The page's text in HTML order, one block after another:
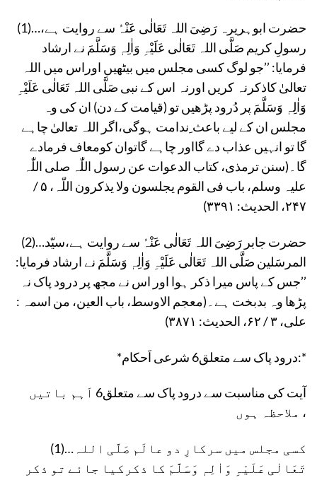
(1)…حضرت ابوہریرہ رَضِیَ اللہ تَعَالٰی عَنْہُ سے روایت ہے،
رسولِ کریم صَلَّی اللہ تَعَالٰی عَلَیْہِ وَاٰلِہٖ وَسَلَّمَ نے ارشاد
فرمایا: ’’جو لوگ کسی مجلس میں بیٹھیں اوراس میں اللہ
تعالیٰ کاذکرنہ کریں اورنہ اس کے نبی صَلَّی اللہ تَعَالٰی عَلَیْہِ
وَاٰلِہٖ وَسَلَّمَ پر دُرود پڑھیں تو (قیامت کے دن) ان کی وہ
مجلس ان کے لیے باعث ِندامت ہوگی،اگر اللہ تعالیٰ چاہے
گا تو انہیں عذاب دے گااور چاہے گاتوان کومعاف فرمادے
گا۔(سنن ترمذی، کتاب الدعوات عن رسول اللّٰہ صلی اللّٰہ
علیہ وسلم، باب فی القوم یجلسون ولا یذکرون اللّٰہ، ۵ /
۲۴۷، الحدیث: ۳۳۹۱)
(2)…حضرت جابر رَضِیَ اللہ تَعَالٰی عَنْہُ سے روایت ہے،سیّد
المرسَلین صَلَّی اللہ تَعَالٰی عَلَیْہِ وَاٰلِہٖ وَسَلَّمَ نے ارشاد فرمایا:
’’جس کے پاس میرا ذکر ہوا اور اس نے مجھ پر درود پاک نہ
پڑھا وہ بدبخت ہے۔(معجم الاوسط، باب العین، من اسمہ :
علی، ۳ / ۶۲، الحدیث: ۳۸۷۱)
*درود پاک سے متعلق6 شرعی اَحکام:*
آیت کی مناسبت سے درود پاک سے متعلق6 اَہم باتیں
ملاحظہ ہوں ،
(1)…کسی مجلس میں سرکارِ دو عالَم صَلَّی اللہ
تَعَالٰی عَلَیْہِ وَاٰلِہٖ وَسَلَّمَ کا ذکرکیا جائے تو ذکر